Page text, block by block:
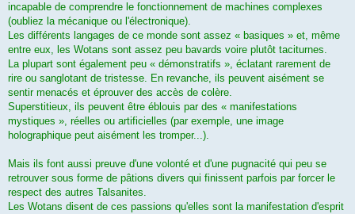
incapable de comprendre le fonctionnement de machines complexes
(oubliez la mécanique ou l'électronique).
Les différents langages de ce monde sont assez « basiques » et, même
entre eux, les Wotans sont assez peu bavards voire plutôt taciturnes.
La plupart sont également peu « démonstratifs », éclatant rarement de
rire ou sanglotant de tristesse. En revanche, ils peuvent aisément se
sentir menacés et éprouver des accès de colère.
Superstitieux, ils peuvent être éblouis par des « manifestations
mystiques », réelles ou artificielles (par exemple, une image
holographique peut aisément les tromper...).
Mais ils font aussi preuve d'une volonté et d'une pugnacité qui peu se
retrouver sous forme de pâtions divers qui finissent parfois par forcer le
respect des autres Talsanites.
Les Wotans disent de ces passions qu'elles sont la manifestation d'esprit